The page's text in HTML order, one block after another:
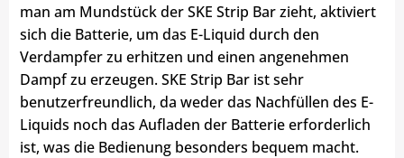
man am Mundstück der SKE Strip Bar zieht, aktiviert
sich die Batterie, um das E-Liquid durch den
Verdampfer zu erhitzen und einen angenehmen
Dampf zu erzeugen. SKE Strip Bar ist sehr
benutzerfreundlich, da weder das Nachfüllen des E-
Liquids noch das Aufladen der Batterie erforderlich
ist, was die Bedienung besonders bequem macht.